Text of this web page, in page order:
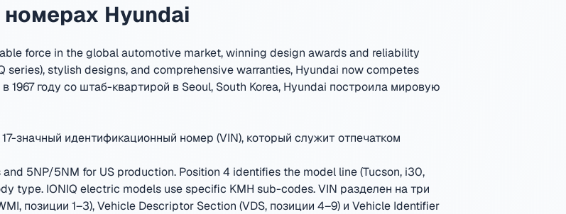
Hyundai
force in the global automotive market, winning design awards and reliability
series), stylish designs, and comprehensive warranties, Hyundai now competes
1967 году со штаб-квартирой в Seoul, South Korea, Hyundai построила мировую
значный идентификационный номер (VIN), который служит отпечатком
5NP/5NM for US production. Position 4 identifies the model line (Tucson, i30,
type. IONIQ electric models use specific KMH sub-codes.VIN разделен на три
позиции 1–3), Vehicle Descriptor Section (VDS, позиции 4–9) и Vehicle Identifier